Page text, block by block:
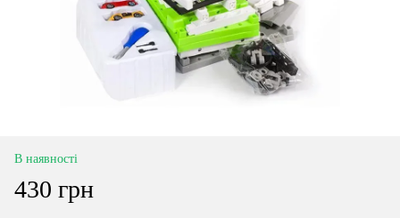
В наявності
430 грн